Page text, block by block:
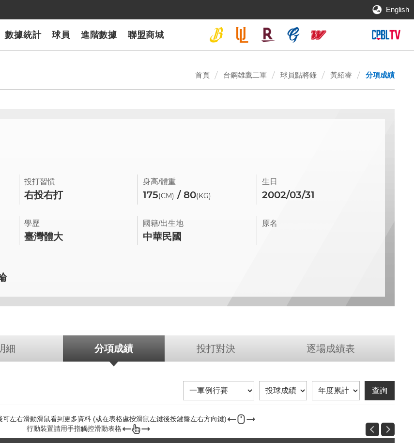
English
數據統計 球員 進階數據 聯盟商城
首頁 台鋼雄鷹二軍 球員點將錄 黃紹睿 分項成績
投打習慣
右投右打
身高/體重
175(CM) / 80(KG)
生日
2002/03/31
學歷
臺灣體大
國籍/出生地
中華民國
原名
細 分項成績 投打對決 逐場成績表